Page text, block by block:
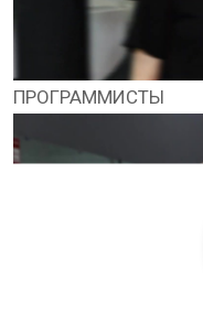
ПРОГРАММИСТЫ